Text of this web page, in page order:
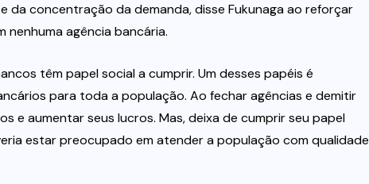
concentração da demanda, disse Fukunaga ao reforçar
nenhuma agência bancária.
têm papel social a cumprir. Um desses papéis é
para toda a população. Ao fechar agências e demitir
e aumentar seus lucros. Mas, deixa de cumprir seu papel
estar preocupado em atender a população com qualidade